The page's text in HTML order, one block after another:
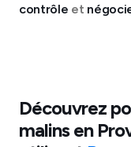
contrôle et
Découvrez
malins en